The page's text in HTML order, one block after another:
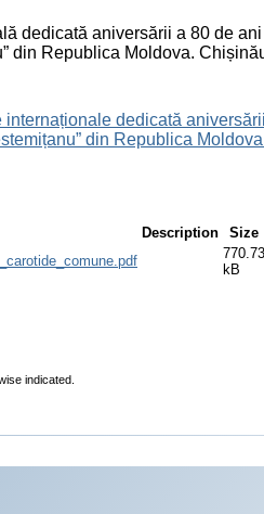
dedicată aniversării a 80 de
din Republica Moldova.
dedicată
din Republica
Description Size
770.73
kB
indicated.